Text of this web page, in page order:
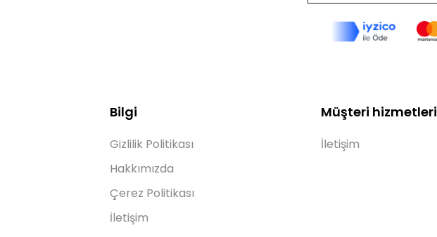
Bilgi
Gizlilik Politikası
Hakkımızda
Çerez Politikası
İletişim
Müşteri hizmetleri
İletişim